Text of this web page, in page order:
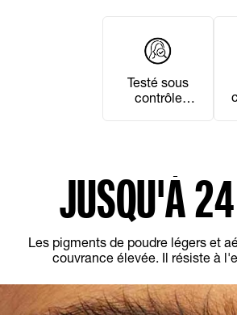
Testé sous
contrôle
JUSQU'À
Les pigments de poudre légers et
couvrance élevée. Il résiste à